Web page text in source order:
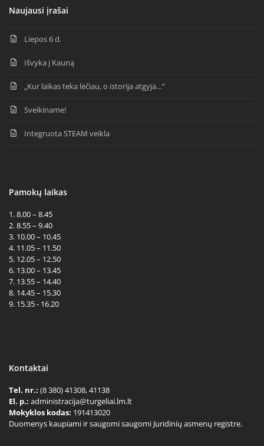
Naujausi įrašai
Liepos 6 d.
Išvyka į Kauną
„Kur laikas teka lėčiau, o istorija atgyja…“
Sveikiname!
Integruota STEAM veikla
Pamokų laikas
1. 8.00 – 8.45
2. 8.55 – 9.40
3. 10.00 – 10.45
4. 11.05 – 11.50
5. 12.05 – 12.50
6. 13.00 – 13.45
7. 13.55 – 14.40
8. 14.45 – 15.30
9. 15.35 - 16.20
Kontaktai
Tel. nr.: (8 380) 41308, 41138
El. p.: administracija@turgeliai.lm.lt
Mokyklos kodas: 191413020
Duomenys kaupiami ir saugomi saugomi Juridinių asmenų registre.